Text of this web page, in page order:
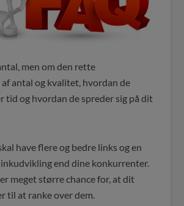
men om den rette
antal og kvalitet, hvordan de
tid og hvordan de spreder sig på dit
have flere og bedre links og en
end dine konkurrenter.
meget større chance for, at dit
til at ranke over dem.